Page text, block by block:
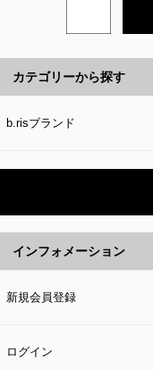
カテゴリーから探す
b.risブランド
インフォメーション
新規会員登録
ログイン